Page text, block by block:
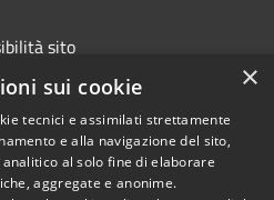
sito
app Municipium
•Accesso redazione
×
sui cookie
tecnici e assimilati strettamente
e alla navigazione del sito,
al solo fine di elaborare
aggregate e anonime.